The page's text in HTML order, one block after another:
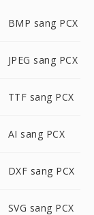
BMP sang PCX
JPEG sang PCX
TTF sang PCX
AI sang PCX
DXF sang PCX
SVG sang PCX